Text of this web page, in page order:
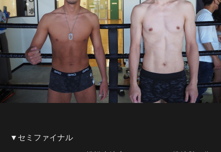
▼セミファイナル